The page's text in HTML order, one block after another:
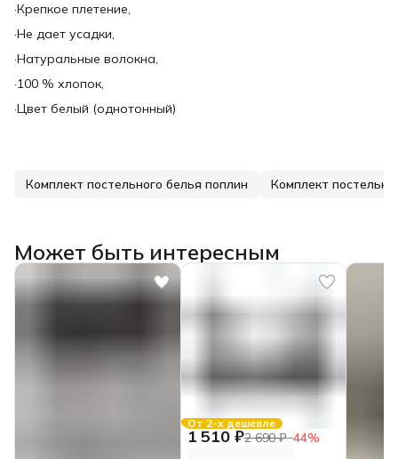
·Крепкое плетение,
·Не дает усадки,
·Натуральные волокна,
·100 % хлопок,
·Цвет белый (однотонный)
Комплект постельного белья поплин
Может быть интересным
От 2-х дешевле
1 510 ₽2 690 ₽−44%